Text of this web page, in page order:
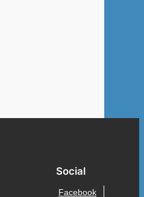
Social
Facebook